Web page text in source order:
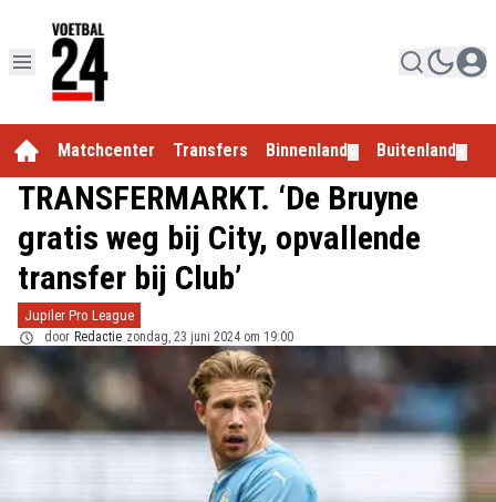
Matchcenter Transfers Binnenland Buitenland
TRANSFERMARKT. ‘De Bruyne
gratis weg bij City, opvallende
transfer bij Club’
Jupiler Pro League
door Redactie zondag, 23 juni 2024 om 19:00